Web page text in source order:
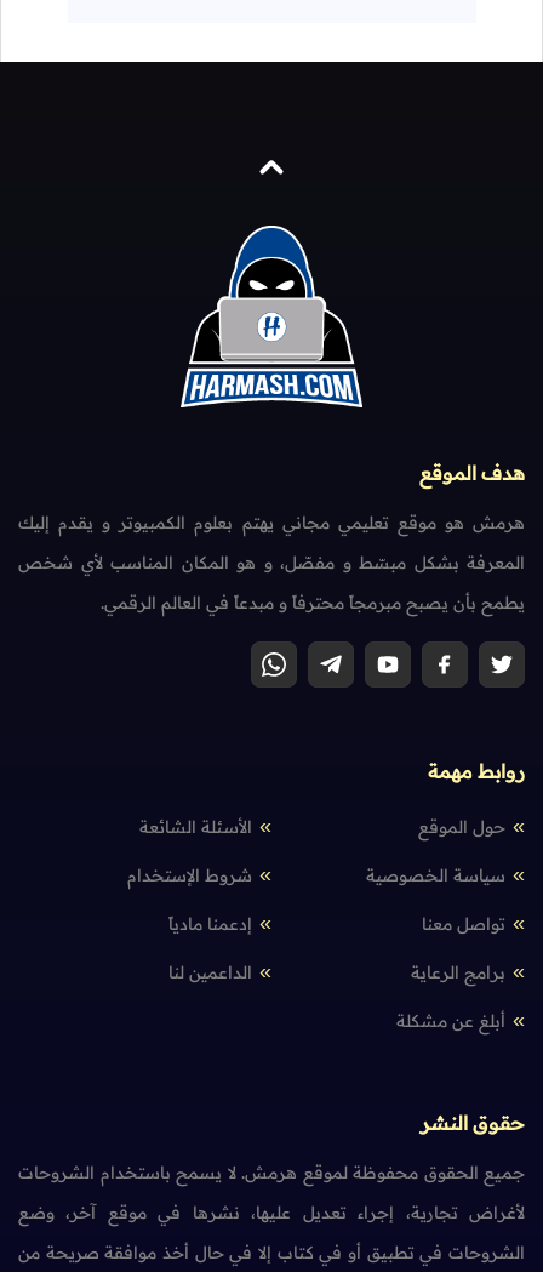
هدف الموقع
هرمش هو موقع تعليمي مجاني يهتم بعلوم الكمبيوتر و يقدم إليك
المعرفة بشكل مبسّط و مفصّل، و هو المكان المناسب لأي شخص
يطمح بأن يصبح مبرمجاً محترفاً و مبدعاً في العالم الرقمي.
روابط مهمة
حول الموقع الأسئلة الشائعة
سياسة الخصوصية شروط الإستخدام
تواصل معنا إدعمنا مادياً
برامج الرعاية الداعمين لنا
أبلغ عن مشكلة
حقوق النشر
جميع الحقوق محفوظة لموقع هرمش. لا يسمح باستخدام الشروحات
لأغراض تجارية، إجراء تعديل عليها، نشرها في موقع آخر، وضع
الشروحات في تطبيق أو في كتاب إلا في حال أخذ موافقة صريحة من